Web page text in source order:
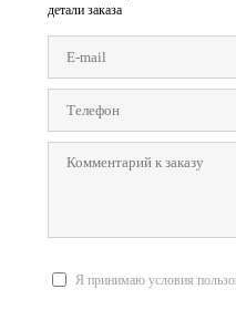
детали заказа
Я принимаю условия